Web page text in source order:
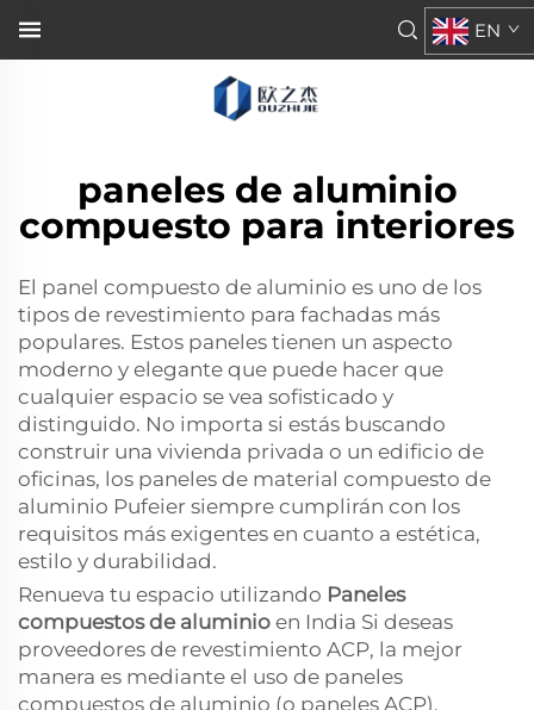
EN
paneles de aluminio
compuesto para interiores
El panel compuesto de aluminio es uno de los
tipos de revestimiento para fachadas más
populares. Estos paneles tienen un aspecto
moderno y elegante que puede hacer que
cualquier espacio se vea sofisticado y
distinguido. No importa si estás buscando
construir una vivienda privada o un edificio de
oficinas, los paneles de material compuesto de
aluminio Pufeier siempre cumplirán con los
requisitos más exigentes en cuanto a estética,
estilo y durabilidad.
Renueva tu espacio utilizando Paneles
compuestos de aluminio en India Si deseas
proveedores de revestimiento ACP, la mejor
manera es mediante el uso de paneles
compuestos de aluminio (o paneles ACP).